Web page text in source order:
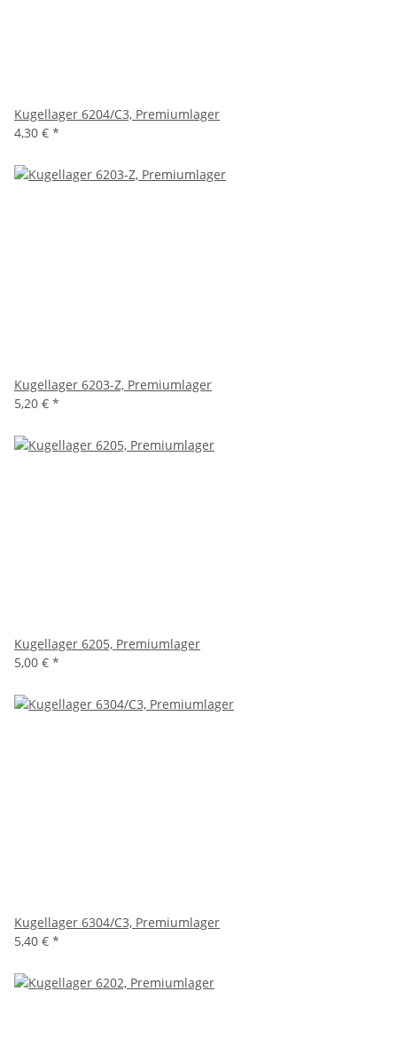
Kugellager 6204/C3, Premiumlager
4,30 € *
Kugellager 6203-Z, Premiumlager
5,20 € *
Kugellager 6205, Premiumlager
5,00 € *
Kugellager 6304/C3, Premiumlager
5,40 € *